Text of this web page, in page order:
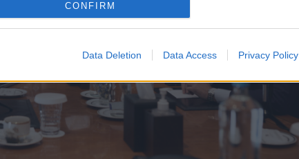
CONFIRM
Data Deletion Data Access Privacy Policy